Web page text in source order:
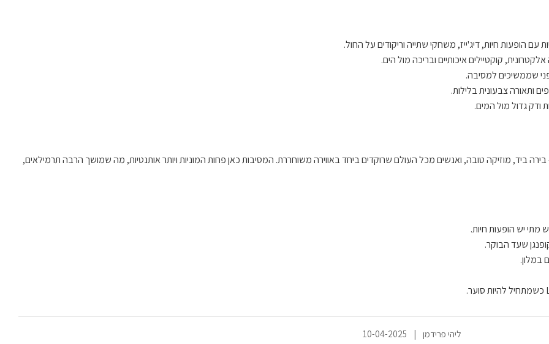
עם הופעות חיות, דיג'ייז, משחקי שתייה וריקודים על החול.
קוקטיילים איכותיים ובריכה מול הים.
שממשיכים למסיבה.
ותאורה צבעונית בלילות.
גדול מול המים.
ביד, מוזיקה טובה, ואנשים מכל העולם שרוקדים ביחד באווירה משוחררת. המסיבות כאן פחות המוניות ויותר אותנטיות, מה שמושך הרבה תרמילאים,
שעד הבוקר.
במלון.
ליהי פרידמן |
10-04-2025